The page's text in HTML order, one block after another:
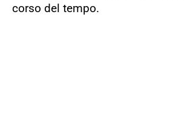
corso del tempo.